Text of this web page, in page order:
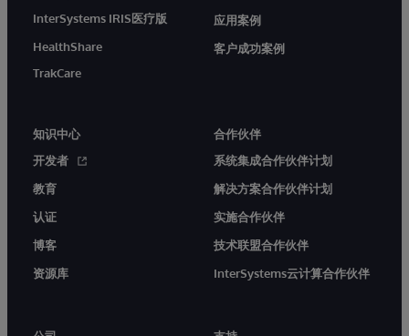
InterSystems IRIS医疗版
HealthShare
TrakCare
应用案例
客户成功案例
知识中心
开发者
教育
认证
博客
资源库
合作伙伴
系统集成合作伙伴计划
解决方案合作伙伴计划
实施合作伙伴
技术联盟合作伙伴
InterSystems云计算合作伙伴